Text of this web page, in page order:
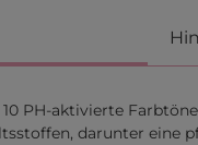
PH-aktivierte
darunter eine